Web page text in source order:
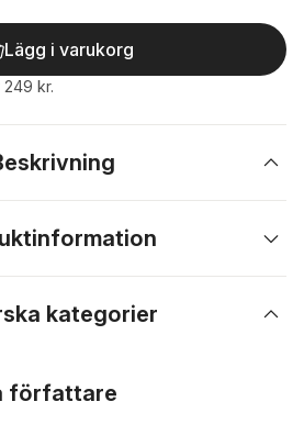
Lägg i varukorg
kr.
kategorier
författare